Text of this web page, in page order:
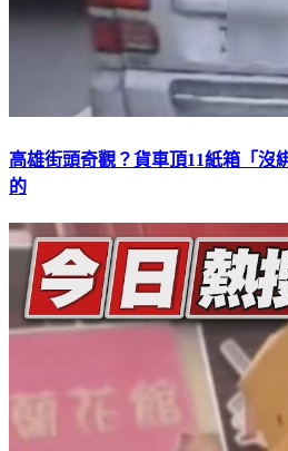
高雄街頭奇觀？貨車頂11紙箱「
的